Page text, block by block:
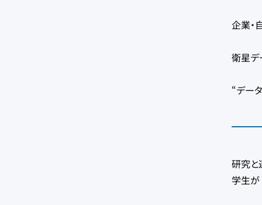
企業・
衛星
“デー
研究と
学生が